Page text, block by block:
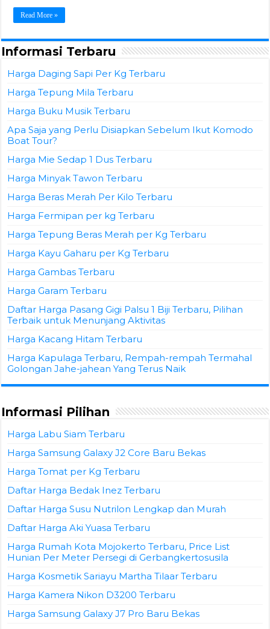
Read More »
Informasi Terbaru
Harga Daging Sapi Per Kg Terbaru
Harga Tepung Mila Terbaru
Harga Buku Musik Terbaru
Apa Saja yang Perlu Disiapkan Sebelum Ikut Komodo
Boat Tour?
Harga Mie Sedap 1 Dus Terbaru
Harga Minyak Tawon Terbaru
Harga Beras Merah Per Kilo Terbaru
Harga Fermipan per kg Terbaru
Harga Tepung Beras Merah per Kg Terbaru
Harga Kayu Gaharu per Kg Terbaru
Harga Gambas Terbaru
Harga Garam Terbaru
Daftar Harga Pasang Gigi Palsu 1 Biji Terbaru, Pilihan
Terbaik untuk Menunjang Aktivitas
Harga Kacang Hitam Terbaru
Harga Kapulaga Terbaru, Rempah-rempah Termahal
Golongan Jahe-jahean Yang Terus Naik
Informasi Pilihan
Harga Labu Siam Terbaru
Harga Samsung Galaxy J2 Core Baru Bekas
Harga Tomat per Kg Terbaru
Daftar Harga Bedak Inez Terbaru
Daftar Harga Susu Nutrilon Lengkap dan Murah
Daftar Harga Aki Yuasa Terbaru
Harga Rumah Kota Mojokerto Terbaru, Price List
Hunian Per Meter Persegi di Gerbangkertosusila
Harga Kosmetik Sariayu Martha Tilaar Terbaru
Harga Kamera Nikon D3200 Terbaru
Harga Samsung Galaxy J7 Pro Baru Bekas